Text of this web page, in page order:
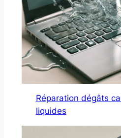
Réparation dégâts
liquides